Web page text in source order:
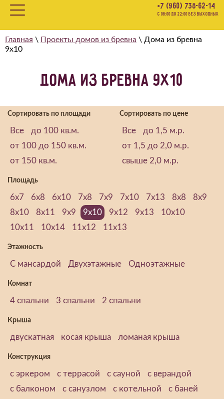
+7 (960) 738-62-14
с 08:00 до 22:00 БЕЗ ВЫХОДНЫХ
Главная \ Проекты домов из бревна \ Дома из бревна
9х10
Дома из бревна 9х10
Сортировать по площади
Все
до 100 кв.м.
от 100 до 150 кв.м.
от 150 кв.м.
Сортировать по цене
Все
до 1,5 м.р.
от 1,5 до 2,0 м.р.
свыше 2,0 м.р.
Площадь
6х7 6х8 6х10 7х8 7х9 7х10 7х13 8х8
8х9
8х10
8х11 9х9 9х10 9х12 9х13
10х10
10х11
10х14 11х12 11х13
Этажность
С мансардой Двухэтажные Одноэтажные
Комнат
4 спальни 3 спальни 2 спальни
Крыша
двускатная косая крыша ломаная крыша
Конструкция
с эркером с террасой с сауной
с верандой
с балконом
с санузлом с котельной
с баней